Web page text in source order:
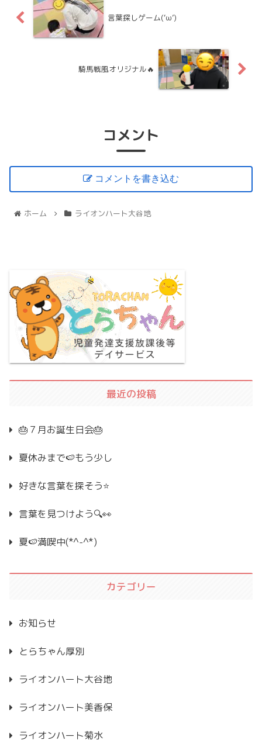
言葉探しゲーム(‘ω’)
騎馬戦風オリジナル🔥
コメント
コメントを書き込む
ホーム ライオンハート大谷地
最近の投稿
🎂７月お誕生日会🎂
夏休みまで🍉もう少し
好きな言葉を探そう⭐
言葉を見つけよう🔍👀
夏🍉満喫中(*^-^*)
カテゴリー
お知らせ
とらちゃん厚別
ライオンハート大谷地
ライオンハート美香保
ライオンハート菊水